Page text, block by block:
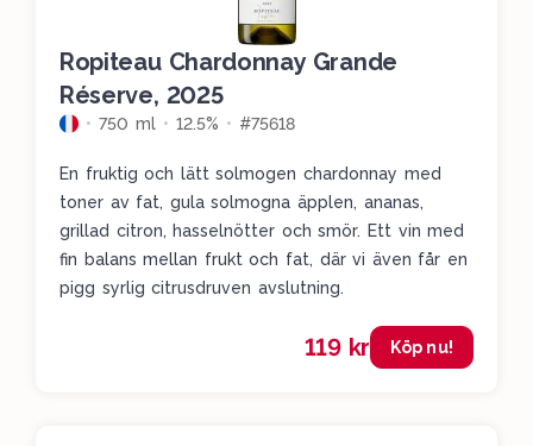
Ropiteau Chardonnay Grande
Réserve, 2025
750 ml 12.5% #75618
En fruktig och lätt solmogen chardonnay med
toner av fat, gula solmogna äpplen, ananas,
grillad citron, hasselnötter och smör. Ett vin med
fin balans mellan frukt och fat, där vi även får en
pigg syrlig citrusdruven avslutning.
119 kr Köp nu!